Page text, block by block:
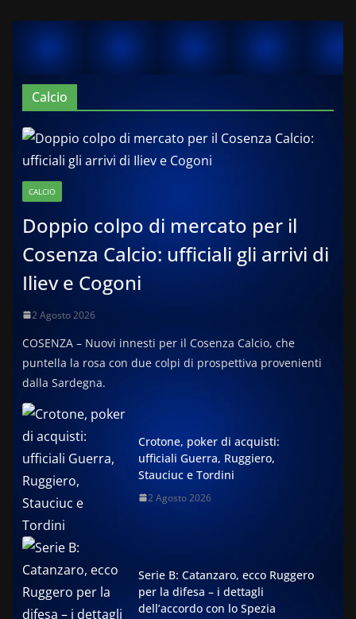
Calcio
CALCIO
Doppio colpo di mercato per il
Cosenza Calcio: ufficiali gli arrivi di
Iliev e Cogoni
2 Agosto 2026
COSENZA – Nuovi innesti per il Cosenza Calcio, che
puntella la rosa con due colpi di prospettiva provenienti
dalla Sardegna.
Crotone, poker di acquisti:
ufficiali Guerra, Ruggiero,
Stauciuc e Tordini
2 Agosto 2026
Serie B: Catanzaro, ecco Ruggero
per la difesa – i dettagli
dell’accordo con lo Spezia